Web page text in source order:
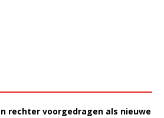
rechter voorgedragen als nieuwe